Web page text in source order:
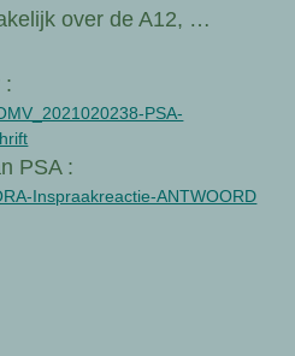
over de A12, …
:
PSA-
PSA :
Inspraakreactie-ANTWOORD